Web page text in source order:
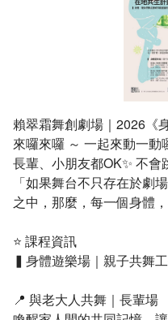
2022台江文化季
2020台江文化季
2019台江文化季 —開
2018台江文化季
2017台江文化季
無障礙專區
台南社區大學台江分校
組織職掌
走讀台江文化
台江內海及其庄社
大廟興學
台江文化季
周邊場館組織
國立台江國家公園
國立臺灣歷史博物館
賴翠霜舞創劇場｜2026《
來囉來囉 ～ 一起來動一動
長輩、小朋友都OK✨ 不會
「如果舞台不只存在於劇
之中，那麼，每一個身體
⭐️ 課程資訊
▍身體遊樂場｜親子共舞
📍 與老大人共舞｜長輩場